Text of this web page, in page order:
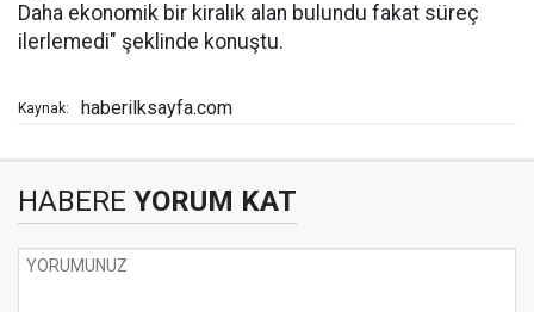
Daha ekonomik bir kiralık alan bulundu fakat süreç
ilerlemedi" şeklinde konuştu.
Kaynak: haberilksayfa.com
HABERE YORUM KAT